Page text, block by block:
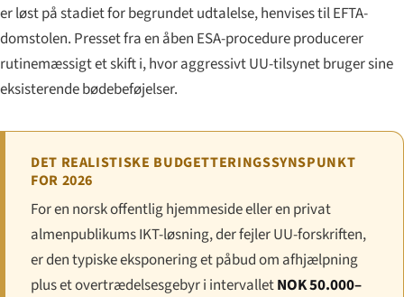
er løst på stadiet for begrundet udtalelse, henvises til EFTA-
domstolen. Presset fra en åben ESA-procedure producerer
rutinemæssigt et skift i, hvor aggressivt UU-tilsynet bruger sine
eksisterende bødebeføjelser.
DET REALISTISKE BUDGETTERINGSSYNSPUNKT
FOR 2026
For en norsk offentlig hjemmeside eller en privat
almenpublikums IKT-løsning, der fejler UU-forskriften,
er den typiske eksponering et påbud om afhjælpning
plus et overtrædelsesgebyr i intervalletNOK 50.000–